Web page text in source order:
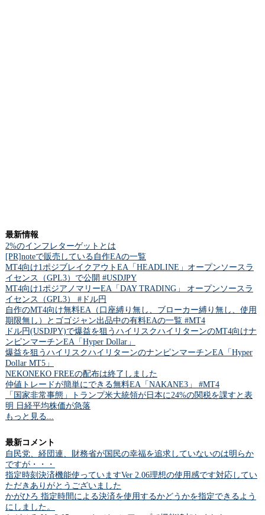
最新情報
2%のインフレターゲットとは
[PR]noteで販売している自作EAの一覧
MT4向け1ポジブレイクアウトEA「HEADLINE」オープンソースラ
イセンス（GPL3）で公開 #USDJPY
MT4向け1ポジアノマリーEA「DAY TRADING」 オープンソースラ
イセンス（GPL3） #ドル円
自作のMT4向け無料EA（口座縛り無し、ブローカー縛り無し、使用
期限無し）とゴゴジャン出品中の有料EAの一覧 #MT4
ドル円(USDJPY)で爆益を狙うハイリスクハイリターンのMT4向けナ
ンピンマーチンEA「Hyper Dollar」
爆益を狙うハイリスクハイリターンのナンピンマーチンEA「Hyper
Dollar MT5」
NEKONEKO FREEの配布は終了しました
仲値トレードが簡単にできる無料EA「NAKANE3」 #MT4
「国家非常事態」トランプ米大統領が日本に24%の関税を課すと表
明 日経平均株価が急落
もっと見る...
最新コメント
自民党、経団連、財務省が国民の幸福を追求していないのは明らか
ですが・・・
指定時刻決済機能使っていますVer 2.06理想の使用感です対応してい
ただきありがとうございました
かがひろ 指定時間による決済を使用するかどうかを指定できるよう
にしました。